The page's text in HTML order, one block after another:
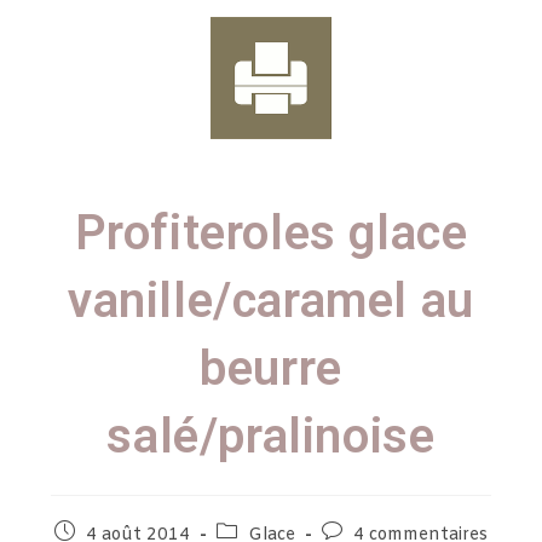
Profiteroles glace
vanille/caramel au
beurre
salé/pralinoise
4 août 2014 Glace 4 commentaires